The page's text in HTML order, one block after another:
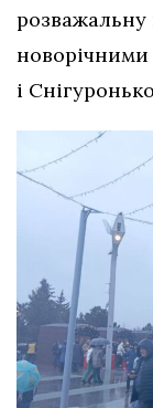
розважальну
і